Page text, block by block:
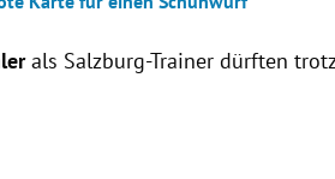
als Salzburg-Trainer dürften